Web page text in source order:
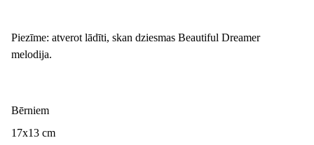
Piezīme: atverot lādīti, skan dziesmas Beautiful Dreamer
melodija.
Bērniem
17x13 cm